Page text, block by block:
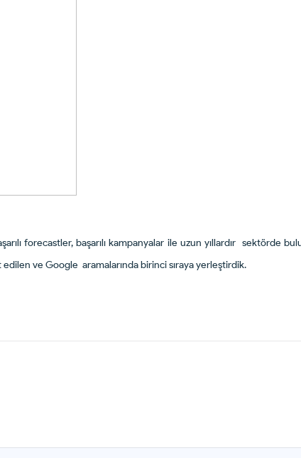
forecastler, başarılı kampanyalar ile uzun yıllardır sektörde
edilen ve Google aramalarında birinci sıraya yerleştirdik.